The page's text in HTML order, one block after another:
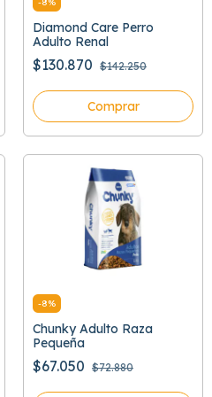
Diamond Care Perro
Adulto Renal
$130.870 $142.250
Comprar
-8%
Chunky Adulto Raza
Pequeña
$67.050 $72.880